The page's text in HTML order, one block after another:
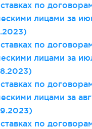
по
лицами за
.2023)
по
лицами за
.2023)
по
лицами за
.2023)
по